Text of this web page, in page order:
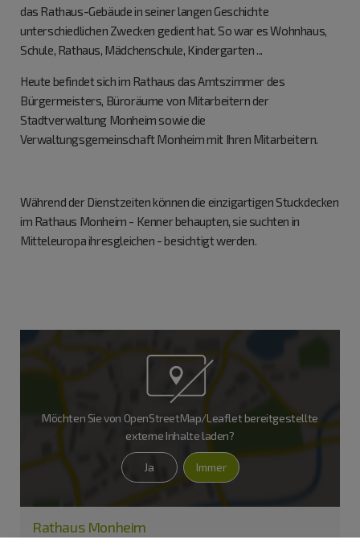
das Rathaus-Gebäude in seiner langen Geschichte
unterschiedlichen Zwecken gedient hat. So war es Wohnhaus,
Schule, Rathaus, Mädchenschule, Kindergarten ...
Heute befindet sich im Rathaus das Amtszimmer des
Bürgermeisters, Büroräume von Mitarbeitern der
Stadtverwaltung Monheim sowie die
Verwaltungsgemeinschaft Monheim mit Ihren Mitarbeitern.
Während der Dienstzeiten können die einzigartigen Stuckdecken
im Rathaus Monheim - Kenner behaupten, sie suchten in
Mitteleuropa ihresgleichen - besichtigt werden.
Möchten Sie von OpenStreetMap/Leafletbereitgestellte
externe Inhalte laden?
Ja Immer
Rathaus Monheim